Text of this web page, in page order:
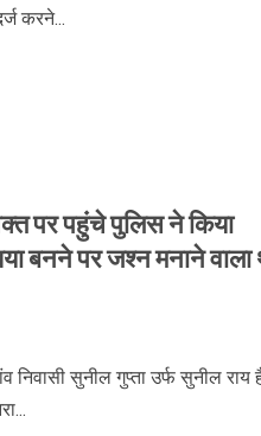
करने...
पर पहुंचे पुलिस ने किया
बनने पर जश्न मनाने वाला
निवासी सुनील गुप्ता उर्फ सुनील राय